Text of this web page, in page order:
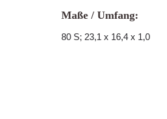
Maße / Umfang:
80 S; 23,1 x 16,4 x 1,0